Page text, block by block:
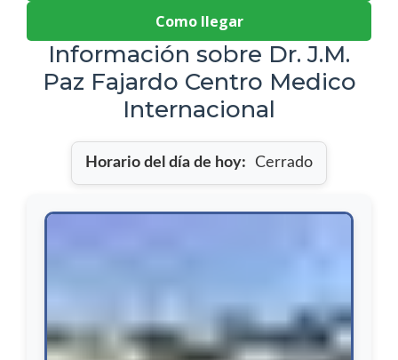
Como llegar
Información sobre Dr. J.M.
Paz Fajardo Centro Medico
Internacional
Horario del día de hoy: Cerrado